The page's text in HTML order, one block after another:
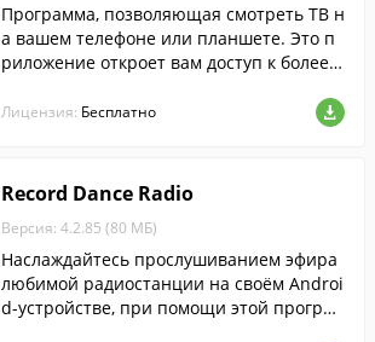
Программа, позволяющая смотреть ТВ н
а вашем телефоне или планшете. Это п
риложение откроет вам доступ к более ч
ьмы, игры, мультфильмы, новости и мно
Лицензия: Бесплатно
Record Dance Radio
Версия: 4.2.85 (80 МБ)
Наслаждайтесь прослушиванием эфира
любимой радиостанции на своём Androi
d-устройстве, при помощи этой програм